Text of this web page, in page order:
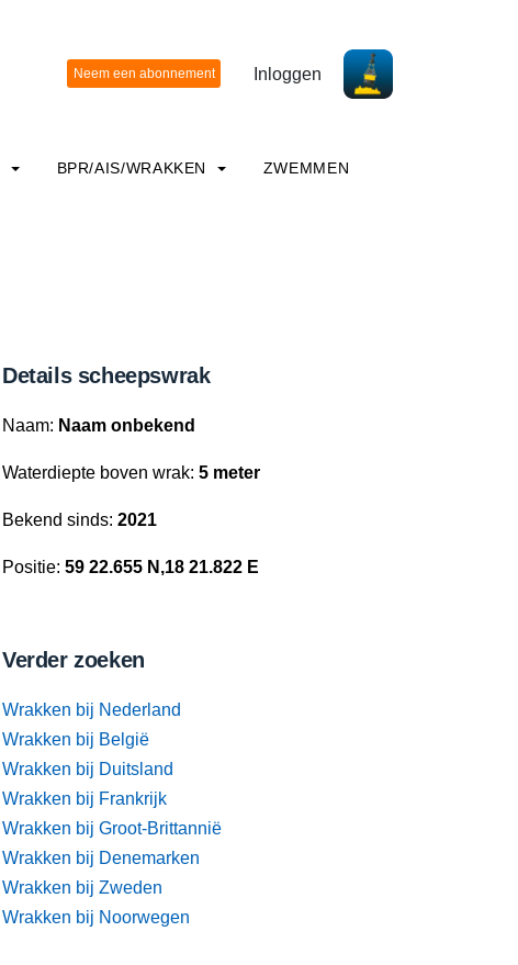
Inloggen
BPR/AIS/WRAKKEN ZWEMMEN
Details scheepswrak
Naam: Naam onbekend
Waterdiepte boven wrak: 5 meter
Bekend sinds: 2021
Positie: 59 22.655 N,18 21.822 E
Verder zoeken
Wrakken bij Nederland
Wrakken bij België
Wrakken bij Duitsland
Wrakken bij Frankrijk
Wrakken bij Groot-Brittannië
Wrakken bij Denemarken
Wrakken bij Zweden
Wrakken bij Noorwegen